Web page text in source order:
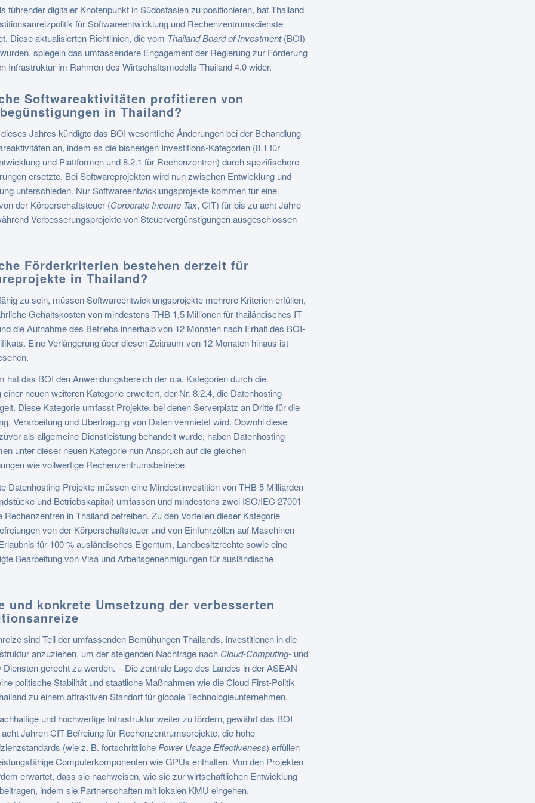
führender digitaler Knotenpunkt in Südostasien zu positionieren, hat Thailand
für Softwareentwicklung und Rechenzentrumsdienste
Diese aktualisierten Richtlinien, die vom Thailand Board of Investment(BOI)
spiegeln das umfassendere Engagement der Regierung zur Förderung
Infrastruktur im Rahmen des Wirtschaftsmodells Thailand 4.0 wider.
Softwareaktivitäten profitieren von
in Thailand?
Jahres kündigte das BOI wesentliche Änderungen bei der Behandlung
an, indem es die bisherigen Investitions-Kategorien (8.1 für
und Plattformen und 8.2.1 für Rechenzentren) durch spezifischere
ersetzte. Bei Softwareprojekten wird nun zwischen Entwicklung und
unterschieden. Nur Softwareentwicklungsprojekte kommen für eine
der Körperschaftsteuer (Corporate Income Tax, CIT) für bis zu acht Jahre
Verbesserungsprojekte von Steuervergünstigungen ausgeschlossen
Förderkriterien bestehen derzeit für
in Thailand?
zu sein, müssen Softwareentwicklungsprojekte mehrere Kriterien erfüllen,
Gehaltskosten von mindestens THB 1,5 Millionen für thailändisches IT-
die Aufnahme des Betriebs innerhalb von 12 Monaten nach Erhalt des BOI-
Eine Verlängerung über diesen Zeitraum von 12 Monaten hinaus ist
hat das BOI den Anwendungsbereich der o.a. Kategorien durch die
einer neuen weiteren Kategorie erweitert, der Nr. 8.2.4, die Datenhosting-
Diese Kategorie umfasst Projekte, bei denen Serverplatz an Dritte für die
Verarbeitung und Übertragung von Daten vermietet wird. Obwohl diese
als allgemeine Dienstleistung behandelt wurde, haben Datenhosting-
unter dieser neuen Kategorie nun Anspruch auf die gleichen
wie vollwertige Rechenzentrumsbetriebe.
Datenhosting-Projekte müssen eine Mindestinvestition von THB 5 Milliarden
und Betriebskapital) umfassen und mindestens zwei ISO/IEC 27001-
Rechenzentren in Thailand betreiben. Zu den Vorteilen dieser Kategorie
von der Körperschaftsteuer und von Einfuhrzöllen auf Maschinen
für 100 % ausländisches Eigentum, Landbesitzrechte sowie eine
Bearbeitung von Visa und Arbeitsgenehmigungen für ausländische
und konkrete Umsetzung der verbesserten
sind Teil der umfassenden Bemühungen Thailands, Investitionen in die
anzuziehen, um der steigenden Nachfrage nach Cloud-Computing- und
-Diensten gerecht zu werden. – Die zentrale Lage des Landes in der ASEAN-
politische Stabilität und staatliche Maßnahmen wie die Cloud First-Politik
zu einem attraktiven Standort für globale Technologieunternehmen.
und hochwertige Infrastruktur weiter zu fördern, gewährt das BOI
Jahren CIT-Befreiung für Rechenzentrumsprojekte, die hohe
(wie z. B. fortschrittliche Power Usage Effectiveness) erfüllen
Computerkomponenten wie GPUs enthalten. Von den Projekten
erwartet, dass sie nachweisen, wie sie zur wirtschaftlichen Entwicklung
indem sie Partnerschaften mit lokalen KMU eingehen,